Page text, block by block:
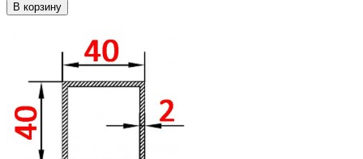
В корзину